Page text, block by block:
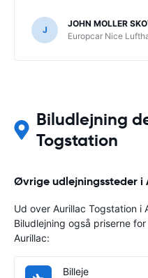
J
JOHN MOLLER
Europcar Nice
Biludlejning
Togstation
Øvrige udlejningssteder i
Ud over Aurillac Togstation i
Biludlejning også priserne
Aurillac:
Billeje